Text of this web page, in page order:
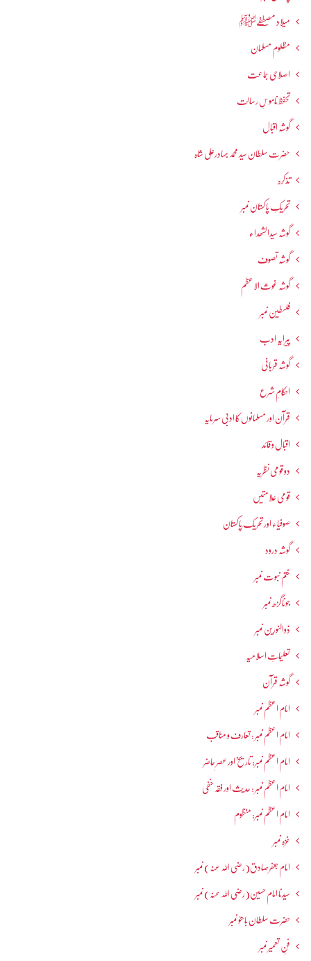
میلاد مصطفےٰﷺ
مظلوم مسلمان
اصلاحی جماعت
تحفظ ناموسِ رسالت
گوشہ اقبال
حضرت سلطان سید محمد بہادرعلی شاہ
تذکرہ
تحریکِ پاکستان نمبر
گوشہ سیدالشھداء
گوشہ تصوف
گوشہ غوث الاعظم
فلسطین نمبر
پیرایہ ادب
گوشہ قربانی
احکامِ شرع
قرآن اور مسلمانوں کا ادبی سرمایہ
اقبال و قائد
دو قومی نظریہ
قومی علامتیں
صوفیاء اور تحریک ِپاکستان
گوشہ درود
ختم نبوت نمبر
جوناگڑھ نمبر
ذوالنورین نمبر
تعلیماتِ اسلامیہ
گوشہ قرآن
امام اعظم نمبر
امام اعظم نمبر : تعارف و مناقب
امام اعظم نمبر: تاریخ اور عصرِ حاضر
امام اعظم نمبر : حدیث اور فقہ حنفی
امام اعظم نمبر: منظوم
غزہ نمبر
امام جعفرصادق(رضی اللہ عنہ) نمبر
سیدنا امام حسین(رضی اللہ عنہ) نمبر
حضرت سلطان باھوؒ نمبر
فنِ تعمیر نمبر